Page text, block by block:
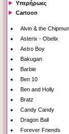
Υπερήρωες
Cartoon
Alvin & the
Asterix - Obelix
Astro Boy
Bakugan
Barbie
Ben 10
Ben and Holly
Bratz
Candy Candy
Dragon Ball
Forever Friends